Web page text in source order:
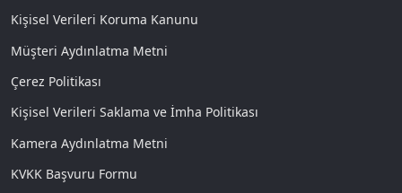
Kişisel Verileri Koruma Kanunu
Müşteri Aydınlatma Metni
Çerez Politikası
Kişisel Verileri Saklama ve İmha Politikası
Kamera Aydınlatma Metni
KVKK Başvuru Formu